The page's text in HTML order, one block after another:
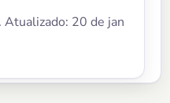
20 de jan